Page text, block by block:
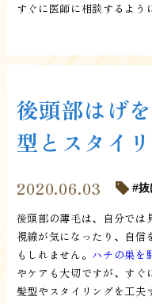
すぐに医師に相談するよう
後頭部はげ
型とスタイ
2020.06.03 抜
後頭部の薄毛は、自分では
視線が気になったり、自信
もしれません。 ハチの巣を
やケアも大切ですが、すぐ
髪型やスタイリングを工夫